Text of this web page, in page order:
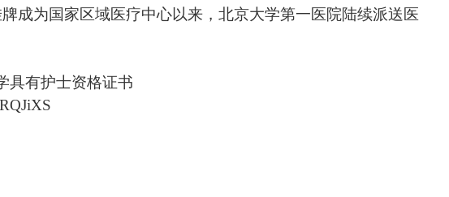
牌成为国家区域医疗中心以来，北京大学第一医院陆续派送医
具有护士资格证书